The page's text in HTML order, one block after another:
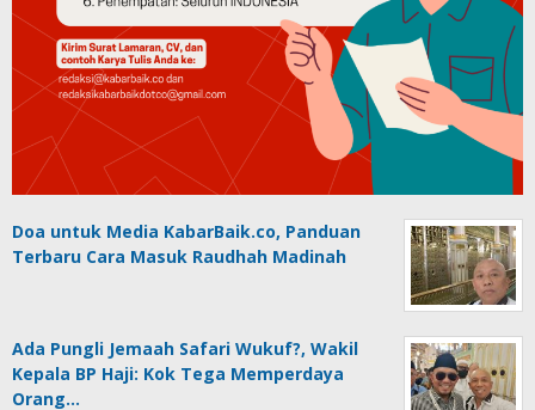
Doa untuk Media KabarBaik.co, Panduan
Terbaru Cara Masuk Raudhah Madinah
Ada Pungli Jemaah Safari Wukuf?, Wakil
Kepala BP Haji: Kok Tega Memperdaya
Orang…